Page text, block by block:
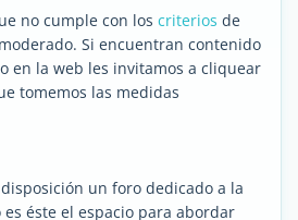
no cumple con los criterios de
Si encuentran contenido
en la web les invitamos a cliquear
tomemos las medidas
un foro dedicado a la
éste el espacio para abordar